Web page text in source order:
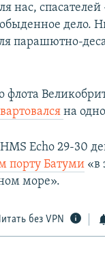
нас,
дело.
парашютно-
флота
на
Echo 29-30
порту Батуми «в
море».
без VPN